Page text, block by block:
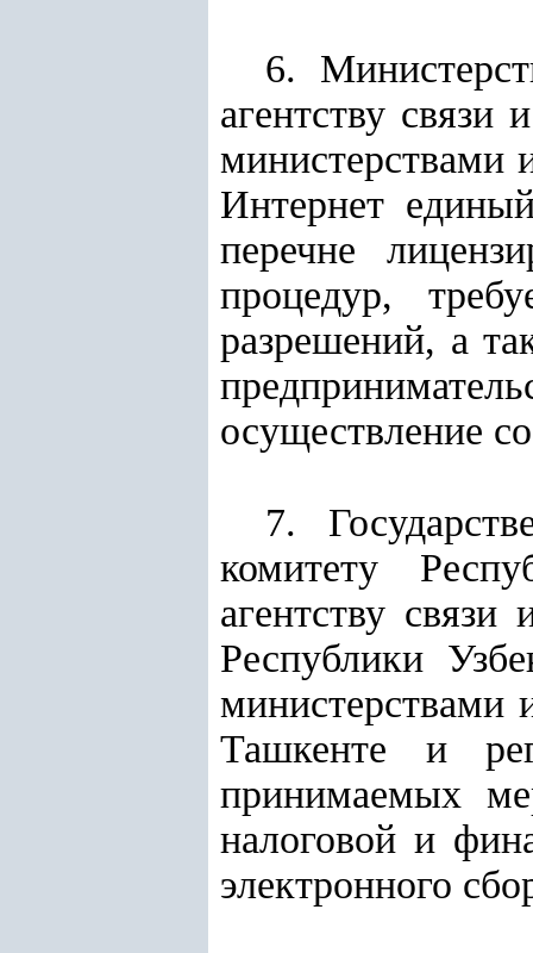
6.
агентству связи
министерствами
Интернет
перечне
процедур,
разрешений, а
осуществление
7.
комитету
агентству
Республики
министерствами
Ташкенте и
принимаемых
налоговой и
электронного